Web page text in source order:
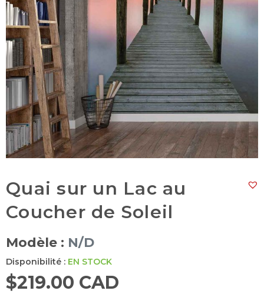
Quai sur un Lac au
Coucher de Soleil
Modèle : N/D
Disponibilité : EN STOCK
$219.00 CAD